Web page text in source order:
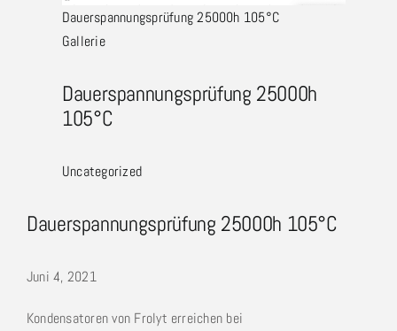
Dauerspannungsprüfung 25000h 105°C
Gallerie
Dauerspannungsprüfung 25000h
105°C
Uncategorized
Dauerspannungsprüfung 25000h 105°C
Juni 4, 2021
Kondensatoren von Frolyt erreichen bei